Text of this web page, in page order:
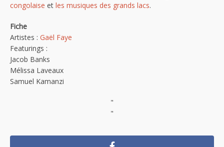
congolaise et les musiques des grands lacs.
Fiche
Artistes : Gaël Faye
Featurings :
Jacob Banks
Mélissa Laveaux
Samuel Kamanzi
"
"